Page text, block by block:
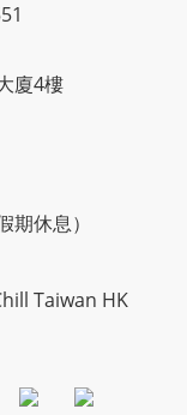
廈4樓
期休息）
Taiwan HK